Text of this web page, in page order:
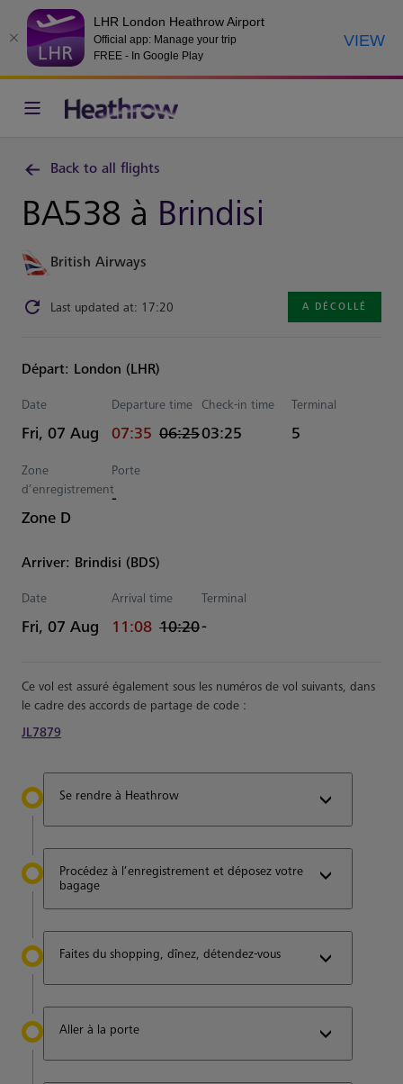
LHR London Heathrow Airport
Official app: Manage your trip
FREE - In Google Play
VIEW
Back to all flights
BA538 à Brindisi
British Airways
Last updated at: 17:20 A DÉCOLLÉ
Départ: London (LHR)
Date
Fri, 07 Aug
Departure time
actual Heure
07:35
Estimated Heure
06:25
Check-in time
03:25
Terminal
5
Zone
d’enregistrement
Zone D
Porte
-
Arriver: Brindisi (BDS)
Date
Fri, 07 Aug
Arrival time
actual Heure
11:08
Estimated Heure
10:20
Terminal
-
Ce vol est assuré également sous les numéros de vol suivants, dans
le cadre des accords de partage de code :
JL7879
Se rendre à Heathrow
Procédez à l’enregistrement et déposez votre
bagage
Faites du shopping, dînez, détendez-vous
Aller à la porte